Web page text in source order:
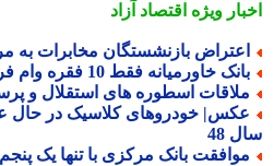
ویژهاقتصاد آزاد
بازنشستگان مخابرات به
خاورمیانه فقط 10 فقره وام فرزندآوری داده است
اسطوره های استقلال و
خودروهای کلاسیک در حال عبور
48
بانک مرکزی با تنها یک پنجم